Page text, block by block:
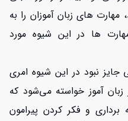
های زبان آموزان را به
ها در این شیوه مورد
جایز نبود در این شیوه امری
آموز خواسته می‌شود که
برداری و فکر کردن پیرامون